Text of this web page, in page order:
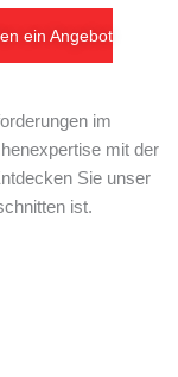
ein Angebot
im
mit der
Sie unser
ist.